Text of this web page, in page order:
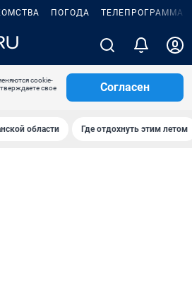
ПОГОДА ТЕЛЕПРОГРАММА
cookie-
свое
Согласен
области Где отдохнуть этим летом